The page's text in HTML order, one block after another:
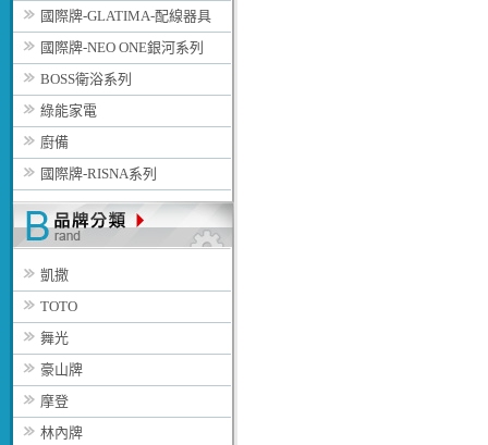
國際牌-GLATIMA-配線器具
國際牌-NEO ONE銀河系列
BOSS衛浴系列
綠能家電
廚備
國際牌-RISNA系列
凱撒
TOTO
舞光
豪山牌
摩登
林內牌